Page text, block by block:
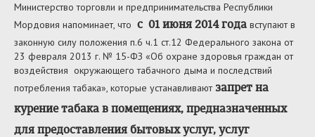
Министерство торговли и предпринимательства Республики
Мордовия напоминает, что с 01 июня 2014 года вступают в
законную силу положения п.6 ч.1 ст.12 Федерального закона от
23 февраля 2013 г. № 15-ФЗ «Об охране здоровья граждан от
воздействия окружающего табачного дыма и последствий
потребления табака», которые устанавливают запрет на
курение табака в помещениях, предназначенных
для предоставления бытовых услуг, услуг